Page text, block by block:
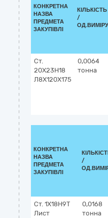
КОНКРЕТНА
НАЗВА
ПРЕДМЕТА
ЗАКУПІВЛІ
КІЛЬКІСТЬ
/
ОД.ВИМІРУ
Ст.
20Х23Н18
Л8Х120Х175
0,0064
тонна
КОНКРЕТНА
НАЗВА
ПРЕДМЕТА
ЗАКУПІВЛІ
/
Ст. 1Х18Н9Т
Лист
0,0168
тонна